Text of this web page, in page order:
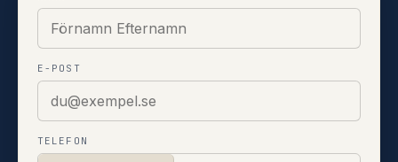
E-POST
TELEFON